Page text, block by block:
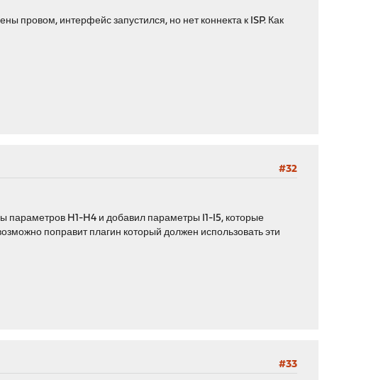
провом, интерфейс запустился, но нет коннекта к ISP. Как
#32
параметров H1-H4 и добавил параметры I1-I5, которые
поправит плагин который должен использовать эти
#33